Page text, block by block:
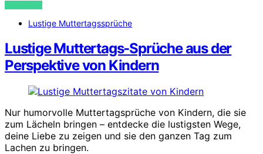
VIEW POST
Lustige Muttertagssprüche
Lustige Muttertags-Sprüche aus der
Perspektive von Kindern
Nur humorvolle Muttertagsprüche von Kindern, die sie
zum Lächeln bringen – entdecke die lustigsten Wege,
deine Liebe zu zeigen und sie den ganzen Tag zum
Lachen zu bringen.